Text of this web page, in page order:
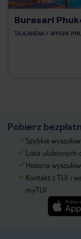
Burasari
TAJLANDIA WYSPA
Pobierz
Szybkie
Lista ulubionych
Historia
Kontakt z TUI i
myTUI